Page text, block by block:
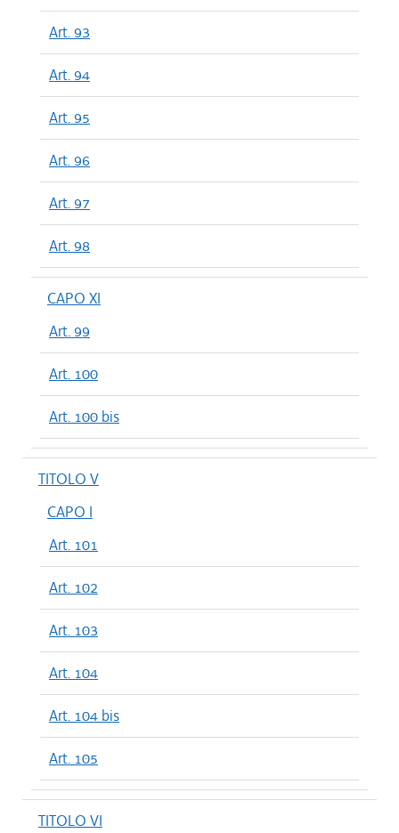
Art. 93
Art. 94
Art. 95
Art. 96
Art. 97
Art. 98
CAPO XI
Art. 99
Art. 100
Art. 100 bis
TITOLO V
CAPO I
Art. 101
Art. 102
Art. 103
Art. 104
Art. 104 bis
Art. 105
TITOLO VI